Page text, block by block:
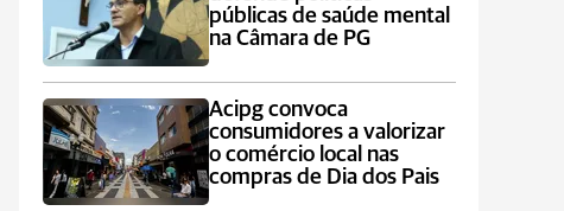
públicas de saúde mental
na Câmara de PG
Acipg convoca
consumidores a valorizar
o comércio local nas
compras de Dia dos Pais